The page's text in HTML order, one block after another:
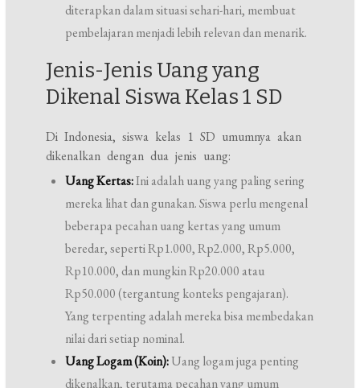
diterapkan dalam situasi sehari-hari, membuat
pembelajaran menjadi lebih relevan dan menarik.
Jenis-Jenis Uang yang
Dikenal Siswa Kelas 1 SD
Di Indonesia, siswa kelas 1 SD umumnya akan
dikenalkan dengan dua jenis uang:
Uang Kertas:Ini adalah uang yang paling sering
mereka lihat dan gunakan. Siswa perlu mengenal
beberapa pecahan uang kertas yang umum
beredar, seperti Rp1.000, Rp2.000, Rp5.000,
Rp10.000, dan mungkin Rp20.000 atau
Rp50.000 (tergantung konteks pengajaran).
Yang terpenting adalah mereka bisa membedakan
nilai dari setiap nominal.
Uang Logam (Koin):Uang logam juga penting
dikenalkan, terutama pecahan yang umum